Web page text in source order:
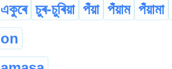
একুৰে চুৰ-চুৰিয়া পঁয়া পঁয়াম পঁয়ামা
on